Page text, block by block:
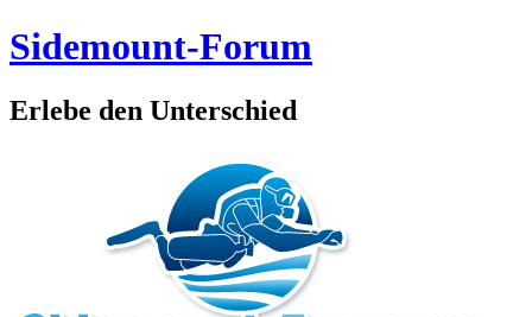
Sidemount-Forum
Erlebe den Unterschied